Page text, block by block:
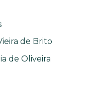
de Brito
de Oliveira